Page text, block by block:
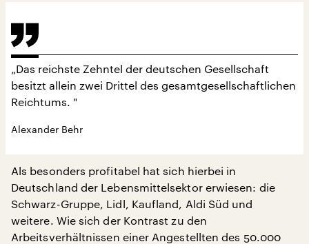
„Das reichste Zehntel der deutschen Gesellschaft
besitzt allein zwei Drittel des gesamtgesellschaftlichen
Reichtums. "
Alexander Behr
Als besonders profitabel hat sich hierbei in
Deutschland der Lebensmittelsektor erwiesen: die
Schwarz-Gruppe, Lidl, Kaufland, Aldi Süd und
weitere. Wie sich der Kontrast zu den
Arbeitsverhältnissen einer Angestellten des 50.000